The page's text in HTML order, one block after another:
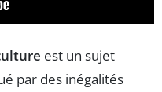
est un sujet
par des inégalités